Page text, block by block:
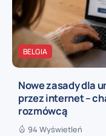
BELGIA
Nowe zasady dla
przez internet –
rozmówcą
94 Wyświetleń